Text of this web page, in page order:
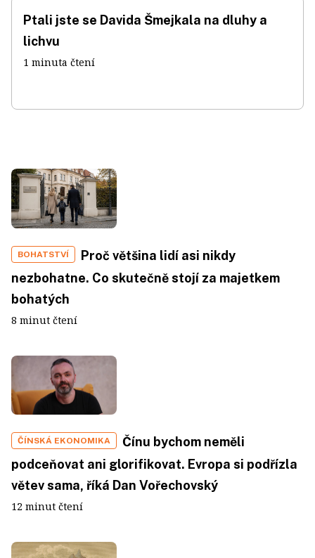
Ptali jste se Davida Šmejkala na dluhy a
lichvu
1 minuta čtení
BOHATSTVÍ
Proč většina lidí asi nikdy
nezbohatne. Co skutečně stojí za majetkem
bohatých
8 minut čtení
ČÍNSKÁ EKONOMIKA
Čínu bychom neměli
podceňovat ani glorifikovat. Evropa si podřízla
větev sama, říká Dan Vořechovský
12 minut čtení